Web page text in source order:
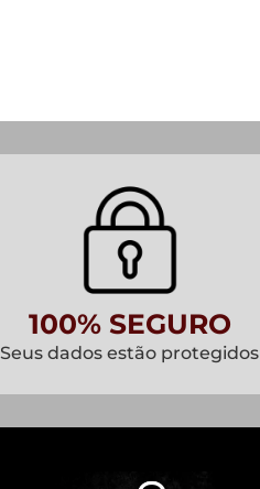
100% SEGURO
Seus dados estão protegidos